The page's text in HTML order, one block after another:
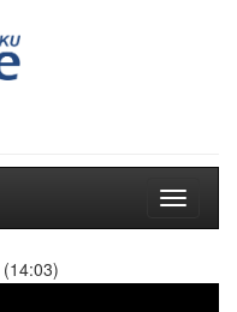
Toggle
(14:03)